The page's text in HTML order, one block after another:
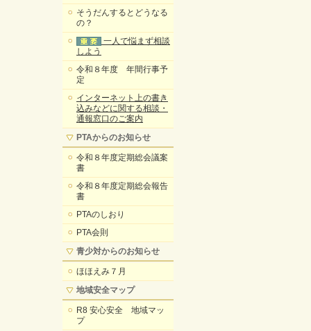
そうだんするとどうなる
の？
一人で悩まず相談
しよう
令和８年度 年間行事予
定
インターネット上の書き
込みなどに関する相談・
通報窓口のご案内
PTAからのお知らせ
令和８年度定期総会議案
書
令和８年度定期総会報告
書
PTAのしおり
PTA会則
青少対からのお知らせ
ほほえみ７月
地域安全マップ
R8 安心安全 地域マッ
プ